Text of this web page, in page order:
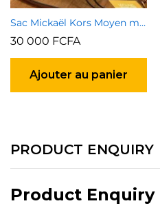
Sac Mickaël Kors Moyen marron
30 000 FCFA
Ajouter au panier
PRODUCT ENQUIRY
Product Enquiry